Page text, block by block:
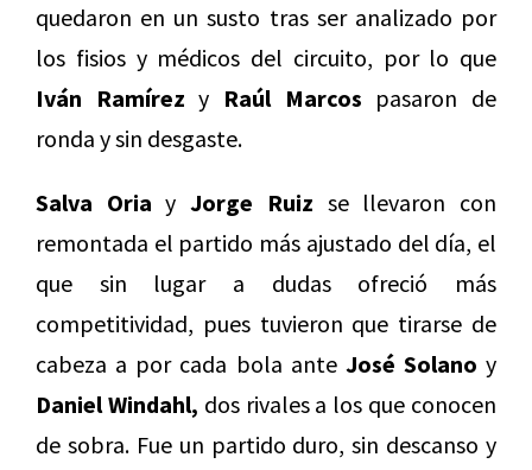
quedaron en un susto tras ser analizado por
los fisios y médicos del circuito, por lo que
Iván Ramírez y Raúl Marcos pasaron de
ronda y sin desgaste.
Salva Oria yJorge Ruiz se llevaron con
remontada el partido más ajustado del día, el
que sin lugar a dudas ofreció más
competitividad, pues tuvieron que tirarse de
cabeza a por cada bola ante José Solano y
Daniel Windahl, dos rivales a los que conocen
de sobra. Fue un partido duro, sin descanso y